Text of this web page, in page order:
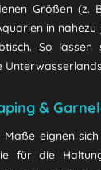
Größen (z.
in
So lassen
&
eignen
für die